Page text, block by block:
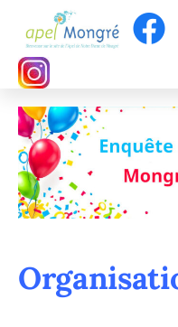
Mongré